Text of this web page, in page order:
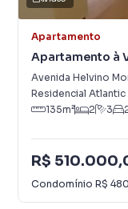
Apartamento
Apartamento à
Avenida Helvino
Residencial Atlantic
135m² 2 3
R$
Condomínio R$